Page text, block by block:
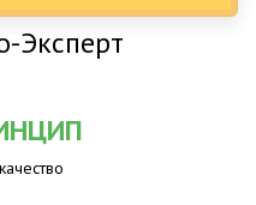
Эксперт